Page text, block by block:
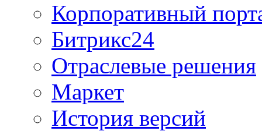
Корпоративный
Битрикс24
Отраслевые решения
Маркет
История версий